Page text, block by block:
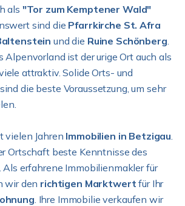
als "Tor zum Kemptener Wald"
sind die Pfarrkirche St. Afra
und die Ruine Schönberg.
Alpenvorland ist der urige Ort auch als
attraktiv. Solide Orts- und
die beste Voraussetzung, um sehr
vielen Jahren Immobilien in Betzigau.
Ortschaft beste Kenntnisse des
erfahrene Immobilienmakler für
wir den richtigen Marktwertfür Ihr
. Ihre Immobilie verkaufen wir